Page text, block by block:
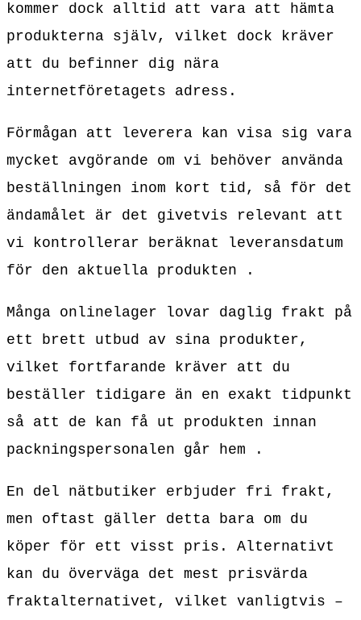
kommer dock alltid att vara att hämta
produkterna själv, vilket dock kräver
att du befinner dig nära
internetföretagets adress.
Förmågan att leverera kan visa sig vara
mycket avgörande om vi behöver använda
beställningen inom kort tid, så för det
ändamålet är det givetvis relevant att
vi kontrollerar beräknat leveransdatum
för den aktuella produkten .
Många onlinelager lovar daglig frakt på
ett brett utbud av sina produkter,
vilket fortfarande kräver att du
beställer tidigare än en exakt tidpunkt
så att de kan få ut produkten innan
packningspersonalen går hem .
En del nätbutiker erbjuder fri frakt,
men oftast gäller detta bara om du
köper för ett visst pris. Alternativt
kan du överväga det mest prisvärda
fraktalternativet, vilket vanligtvis –